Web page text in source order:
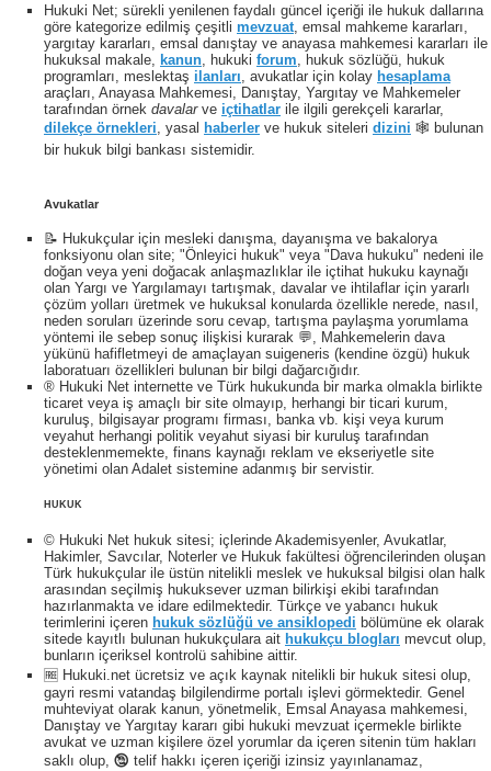
Hukuki Net; sürekli yenilenen faydalı güncel içeriği ile hukuk dallarına
göre kategorize edilmiş çeşitli mevzuat , emsal mahkeme kararları,
yargıtay kararları, emsal danıştay ve anayasa mahkemesi kararları ile
hukuksal makale, kanun , hukuki forum , hukuk sözlüğü, hukuk
programları, meslektaş ilanları , avukatlar için kolay hesaplama
araçları, Anayasa Mahkemesi, Danıştay, Yargıtay ve Mahkemeler
tarafından örnek davalarve içtihatlar ile ilgili gerekçeli kararlar,
dilekçe örnekleri , yasal haberler ve hukuk siteleri dizini 🕸 bulunan
bir hukuk bilgi bankası sistemidir.
Avukatlar
📝 Hukukçular için mesleki danışma, dayanışma ve bakalorya
fonksiyonu olan site; "Önleyici hukuk" veya "Dava hukuku" nedeni ile
doğan veya yeni doğacak anlaşmazlıklar ile içtihat hukuku kaynağı
olan Yargı ve Yargılamayı tartışmak, davalar ve ihtilaflar için yararlı
çözüm yolları üretmek ve hukuksal konularda özellikle nerede, nasıl,
neden soruları üzerinde soru cevap, tartışma paylaşma yorumlama
yöntemi ile sebep sonuç ilişkisi kurarak 💬, Mahkemelerin dava
yükünü hafifletmeyi de amaçlayan suigeneris (kendine özgü) hukuk
laboratuarı özellikleri bulunan bir bilgi dağarcığıdır.
® Hukuki Net internette ve Türk hukukunda bir marka olmakla birlikte
ticaret veya iş amaçlı bir site olmayıp, herhangi bir ticari kurum,
kuruluş, bilgisayar programı firması, banka vb. kişi veya kurum
veyahut herhangi politik veyahut siyasi bir kuruluş tarafından
desteklenmemekte, finans kaynağı reklam ve ekseriyetle site
yönetimi olan Adalet sistemine adanmış bir servistir.
HUKUK
© Hukuki Net hukuk sitesi; içlerinde Akademisyenler, Avukatlar,
Hakimler, Savcılar, Noterler ve Hukuk fakültesi öğrencilerinden oluşan
Türk hukukçular ile üstün nitelikli meslek ve hukuksal bilgisi olan halk
arasından seçilmiş hukuksever uzman bilirkişi ekibi tarafından
hazırlanmakta ve idare edilmektedir. Türkçe ve yabancı hukuk
terimlerini içeren hukuk sözlüğü ve ansiklopedi bölümüne ek olarak
sitede kayıtlı bulunan hukukçulara ait hukukçu blogları mevcut olup,
bunların içeriksel kontrolü sahibine aittir.
🆓 Hukuki.net ücretsiz ve açık kaynak nitelikli bir hukuk sitesi olup,
gayri resmi vatandaş bilgilendirme portalı işlevi görmektedir. Genel
muhteviyat olarak kanun, yönetmelik, Emsal Anayasa mahkemesi,
Danıştay ve Yargıtay kararı gibi hukuki mevzuat içermekle birlikte
avukat ve uzman kişilere özel yorumlar da içeren sitenin tüm hakları
saklı olup, 🕲 telif hakkı içeren içeriği izinsiz yayınlanamaz,